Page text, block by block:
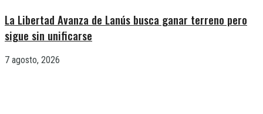
La Libertad Avanza de Lanús busca ganar terreno pero
sigue sin unificarse
7 agosto, 2026